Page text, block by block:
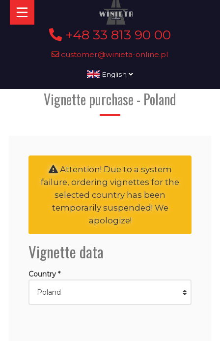
+48 33 813 90 00
customer@winieta-online.pl
English
Vignette purchase - Poland
Attention! Due to a system
failure, ordering vignettes for the
selected country has been
temporarily suspended! We
apologize!
Vignette data
Country *